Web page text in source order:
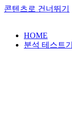
콘텐츠로 건너뛰기
HOME
분석 테스트기